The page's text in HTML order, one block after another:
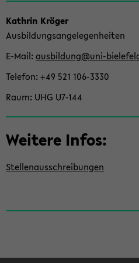
Kath­rin Krö­ger
Aus­bil­dungs­an­ge­le­gen­hei­ten
E-​Mail aus­bil­dung@uni-​
Te­le­fon +49 521 106-​3330
Raum UHG U7-​144
Wei­te­re Infos:
Stel­len­aus­schrei­bun­gen